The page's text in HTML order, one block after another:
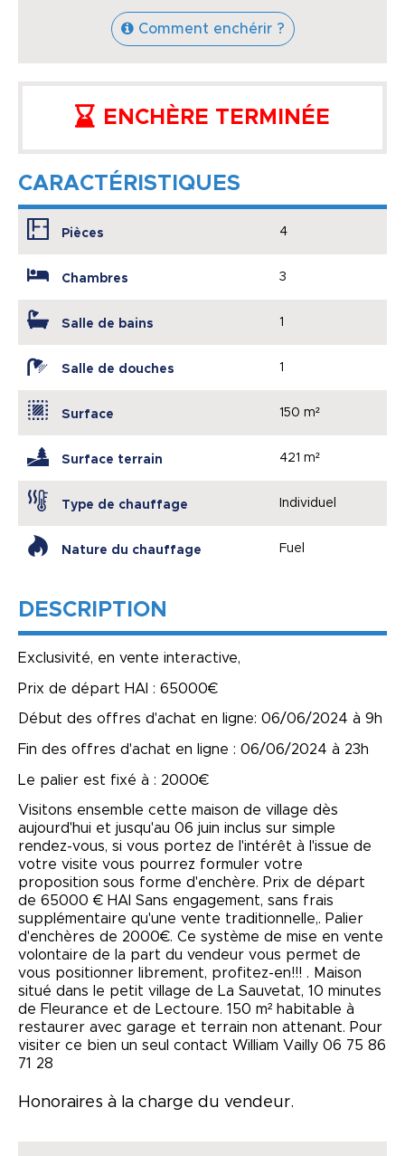
Comment enchérir ?
ENCHÈRE TERMINÉE
CARACTÉRISTIQUES
Pièces 4
Chambres 3
Salle de bains 1
Salle de douches 1
Surface 150 m²
Surface terrain 421 m²
Type de chauffage Individuel
Nature du chauffage Fuel
DESCRIPTION
Exclusivité, en vente interactive,
Prix de départ HAI : 65000€
Début des offres d'achat en ligne: 06/06/2024 à 9h
Fin des offres d'achat en ligne : 06/06/2024 à 23h
Le palier est fixé à : 2000€
Visitons ensemble cette maison de village dès
aujourd'hui et jusqu'au 06 juin inclus sur simple
rendez-vous, si vous portez de l'intérêt à l'issue de
votre visite vous pourrez formuler votre
proposition sous forme d'enchère. Prix de départ
de 65000 € HAI Sans engagement, sans frais
supplémentaire qu'une vente traditionnelle,. Palier
d'enchères de 2000€. Ce système de mise en vente
volontaire de la part du vendeur vous permet de
vous positionner librement, profitez-en!!! . Maison
situé dans le petit village de La Sauvetat, 10 minutes
de Fleurance et de Lectoure. 150 m² habitable à
restaurer avec garage et terrain non attenant. Pour
visiter ce bien un seul contact William Vailly 06 75 86
71 28
Honoraires à la charge du vendeur.